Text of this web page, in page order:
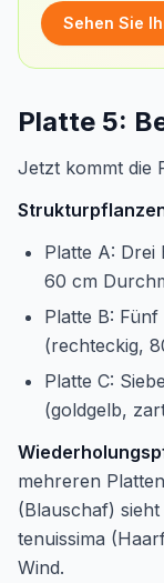
Sehen Sie
Platte 5:
Jetzt kommt die
Platte A: Drei
60 cm
Platte B:
(rechteckig,
Platte C:
(goldgelb,
mehreren
(Blauschaf)
tenuissima
Wind.